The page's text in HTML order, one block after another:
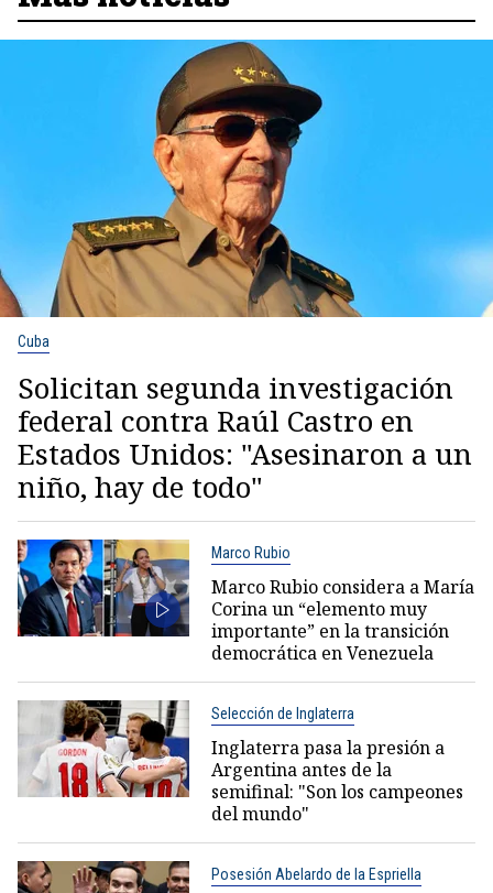
Cuba
Solicitan segunda investigación
federal contra Raúl Castro en
Estados Unidos: "Asesinaron a un
niño, hay de todo"
Marco Rubio
Marco Rubio considera a María
Corina un “elemento muy
importante” en la transición
democrática en Venezuela
Selección de Inglaterra
Inglaterra pasa la presión a
Argentina antes de la
semifinal: "Son los campeones
del mundo"
Posesión Abelardo de la Espriella